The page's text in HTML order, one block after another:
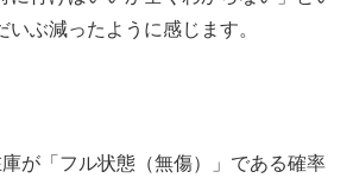
いぶ減ったように感じます。
が「フル状態（無傷）」である確率